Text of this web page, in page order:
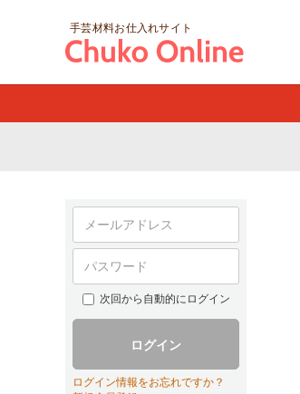
手芸材料お仕入れサイト
次回から自動的にログイン
ログイン
ログイン情報をお忘れですか？